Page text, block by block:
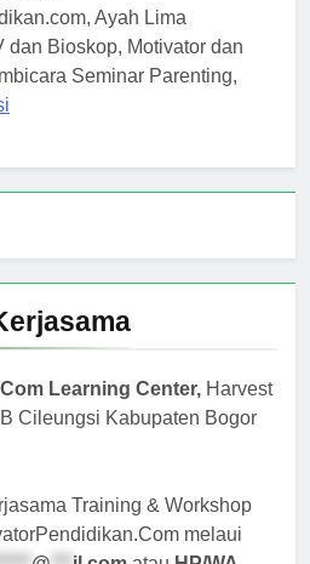
Ayah Lima
dan Bioskop, Motivator dan
Seminar Parenting,
Learning Center, Harvest
Cileungsi Kabupaten Bogor
Training & Workshop
melaui